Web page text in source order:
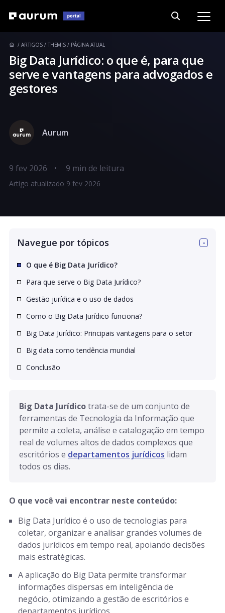
ARTIGOS THEMIS PÁGINA ATUAL
Big Data Jurídico: o que é, para que
serve e vantagens para advogados e
gestores
Aurum
9 fev 2026 •
Artigo atualizado 9 fev 2026
Navegue por tópicos
O que é Big Data Jurídico?
Para que serve o Big Data Jurídico?
Gestão jurídica e o uso de dados
Como o Big Data Jurídico funciona?
Big Data Jurídico: Principais vantagens para o setor
Big data como tendência mundial
Conclusão
Big Data Jurídico trata-se de um conjunto de
ferramentas de Tecnologia da Informação que
permite a coleta, análise e catalogação em tempo
real de volumes altos de dados complexos que
escritórios e departamentos jurídicos lidam
todos os dias.
O que você vai encontrar neste conteúdo:
Big Data Jurídico é o uso de tecnologias para
coletar, organizar e analisar grandes volumes de
dados jurídicos em tempo real, apoiando decisões
mais estratégicas.
A aplicação do Big Data permite transformar
informações dispersas em inteligência de
negócio, otimizando a gestão de escritórios e